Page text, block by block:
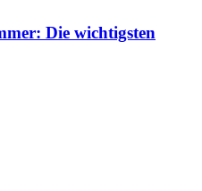
Die wichtigsten